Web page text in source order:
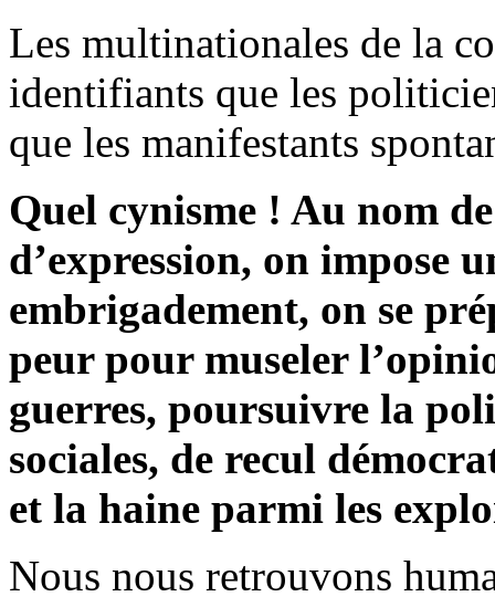
Les multinationales de la
identifiants que les
que les manifestants
Quel cynisme ! Au nom
d’expression, on impose
embrigadement, on se
peur pour museler
guerres, poursuivre la
sociales, de recul
et la haine parmi les
Nous nous retrouvons